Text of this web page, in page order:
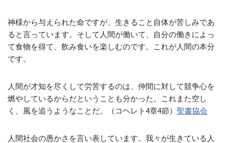
神様から与えられた命ですが、生きること自体が苦しみであ
ると言っています。そして人間が働いて、自分の働きによっ
て食物を得て、飲み食いを楽しむのです。これが人間の本分
です。
人間が才知を尽くして労苦するのは、仲間に対して競争心を
燃やしているからだということも分かった。これまた空し
く、風を追うようなことだ。（コヘレト4章4節） 聖書協会
人間社会の愚かさを言い表しています。我々が生きている人